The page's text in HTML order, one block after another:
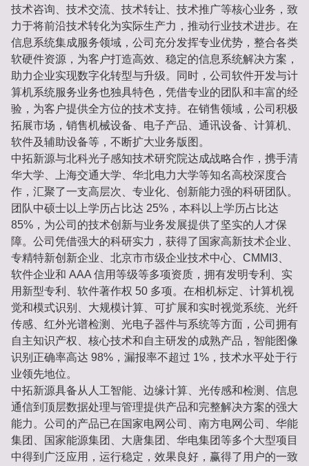
技术咨询、技术交流、技术转让、技术推广等核心业务，致
力于将前沿技术转化为实际生产力，推动行业技术进步。在
信息系统集成服务领域，公司充分发挥专业优势，整合各类
软硬件资源，为客户打造高效、稳定的信息系统解决方案，
助力企业实现数字化转型与升级。同时，公司软件开发与计
算机系统服务业务也独具特色，凭借专业的团队和丰富的经
验，为客户提供全方位的技术支持。在销售领域，公司积极
拓展市场，销售机械设备、电子产品、通讯设备、计算机、
软件及辅助设备等，不断扩大业务版图。
中拓新源与北科光子感知技术研究院达成战略合作，携手清
华大学、上海交通大学、华北电力大学等知名高校深度合
作，汇聚了一支高层次、专业化、创新能力强的科研团队。
团队中硕士以上学历占比达 25%，本科以上学历占比达
85%，为公司的技术创新与业务发展提供了坚实的人才保
障。公司凭借强大的科研实力，获得了国家高新技术企业、
专精特新创新企业、北京市市级企业技术中心、CMMI3、
软件企业和 AAA 信用等级等多项资质，拥有发明专利、实
用新型专利、软件著作权 50 多项。在相机标定、计算机视
觉和模式识别、大规模计算、可扩展和实时视觉系统、光纤
传感、红外光谱检测、光电子器件与系统等方面，公司拥有
自主知识产权、核心技术和自主研发的成熟产品，智能图像
识别正确率高达 98%，漏报率不超过 1%，技术水平处于行
业领先地位。
中拓新源具备从人工智能、边缘计算、光传感和检测、信息
通信到顶层数据处理与管理提供产品和完整解决方案的强大
能力。公司的产品已在国家电网公司、南方电网公司、华能
集团、国家能源集团、大唐集团、华电集团等多个大型项目
中得到广泛应用，运行稳定，效果良好，赢得了用户的一致